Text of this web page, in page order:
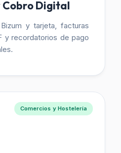
Digital
y tarjeta, facturas
y recordatorios de pago
Comercios y Hostelería